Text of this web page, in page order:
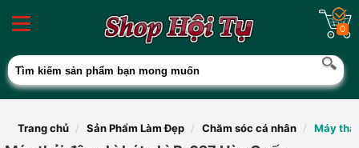
0
Trang chủ Sản Phẩm Làm Đẹp Chăm sóc cá nhân Máy